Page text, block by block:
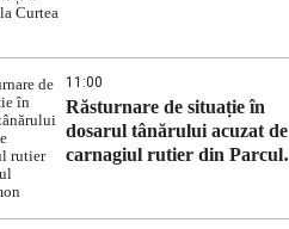
11:00
Răsturnare de situație în
dosarul tânărului acuzat de
carnagiul rutier din Parcul